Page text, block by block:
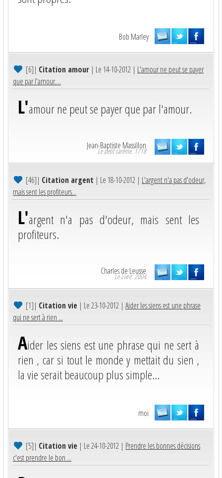
Bob Marley
[6]| Citation amour | Le 14-10-2012 | L'amour ne peut se payer
que par l'amour....
L'amour ne peut se payer que par l'amour.
Jean-Baptiste Massillon
Le petit carême. 1718
[46]| Citation argent | Le 18-10-2012 | L'argent n'a pas d'odeur,
mais sent les profiteurs...
L'argent n'a pas d'odeur, mais sent les
profiteurs.
Charles de Leusse
Le Livre. 2004
[1]| Citation vie | Le 23-10-2012 | Aider les siens est une phrase
qui ne sert à rien ...
Aider les siens est une phrase qui ne sert à
rien , car si tout le monde y mettait du sien ,
la vie serait beaucoup plus simple...
moi
[5]| Citation vie | Le 24-10-2012 | Prendre les bonnes décisions
c'est prendre le bon ...